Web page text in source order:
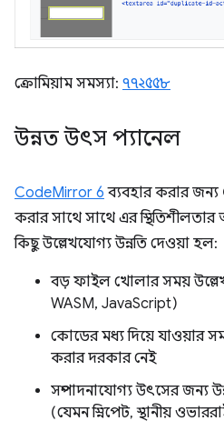
ক্রোমিয়াম সমস্যা: ৭৭২৫৫৮
উন্নত উৎস প্যানেল
CodeMirror 6 ব্যবহার করার জন্য
করার সাথে সাথে এর স্থিতিশীলতার
কিছু উল্লেখযোগ্য উন্নতি দেওয়া হল:
বড় ফাইল খোলার সময়
WASM, JavaScript)
কোডের মধ্য দিয়ে যাওয়ার
করার দরকার নেই
সম্পাদনাযোগ্য উৎসের জন্য
(যেমন স্নিপেট, স্থানীয়